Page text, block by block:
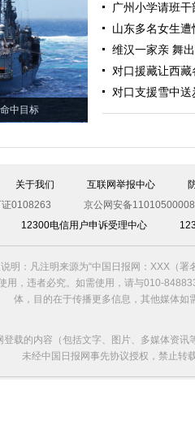
中目标
广州小学请班
山东多名女生
维汉一家亲 舞
对口援藏让西
对口支援雪中
关于我们 互联网举报中心
0108263
京公网安备
12300电信用户申诉受理中心
明：凡注明来源为“中国日报网：XXX（
用，违者必究。如需使用，请与010-
体，目的在于传播更多信息，其他媒体
登载的内容（包括文字、图片、多媒体资
未经中国日报网事先协议授权，禁止转